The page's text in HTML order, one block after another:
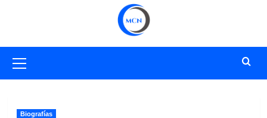
primario
Biografías